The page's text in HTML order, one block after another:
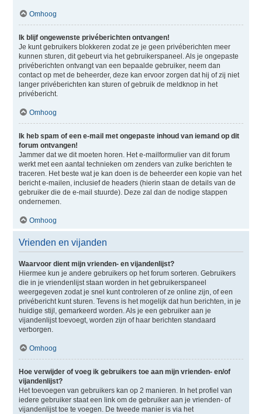
Omhoog
Ik blijf ongewenste privéberichten ontvangen!
Je kunt gebruikers blokkeren zodat ze je geen privéberichten meer
kunnen sturen, dit gebeurt via het gebruikerspaneel. Als je ongepaste
privéberichten ontvangt van een bepaalde gebruiker, neem dan
contact op met de beheerder, deze kan ervoor zorgen dat hij of zij niet
langer privéberichten kan sturen of gebruik de meldknop in het
privébericht.
Omhoog
Ik heb spam of een e-mail met ongepaste inhoud van iemand op dit
forum ontvangen!
Jammer dat we dit moeten horen. Het e-mailformulier van dit forum
werkt met een aantal technieken om zenders van zulke berichten te
traceren. Het beste wat je kan doen is de beheerder een kopie van het
bericht e-mailen, inclusief de headers (hierin staan de details van de
gebruiker die de e-mail stuurde). Deze zal dan de nodige stappen
ondernemen.
Omhoog
Vrienden en vijanden
Waarvoor dient mijn vrienden- en vijandenlijst?
Hiermee kun je andere gebruikers op het forum sorteren. Gebruikers
die in je vriendenlijst staan worden in het gebruikerspaneel
weergegeven zodat je snel kunt controleren of ze online zijn, of een
privébericht kunt sturen. Tevens is het mogelijk dat hun berichten, in je
huidige stijl, gemarkeerd worden. Als je een gebruiker aan je
vijandenlijst toevoegt, worden zijn of haar berichten standaard
verborgen.
Omhoog
Hoe verwijder of voeg ik gebruikers toe aan mijn vrienden- en/of
vijandenlijst?
Het toevoegen van gebruikers kan op 2 manieren. In het profiel van
iedere gebruiker staat een link om de gebruiker aan je vrienden- of
vijandenlijst toe te voegen. De tweede manier is via het